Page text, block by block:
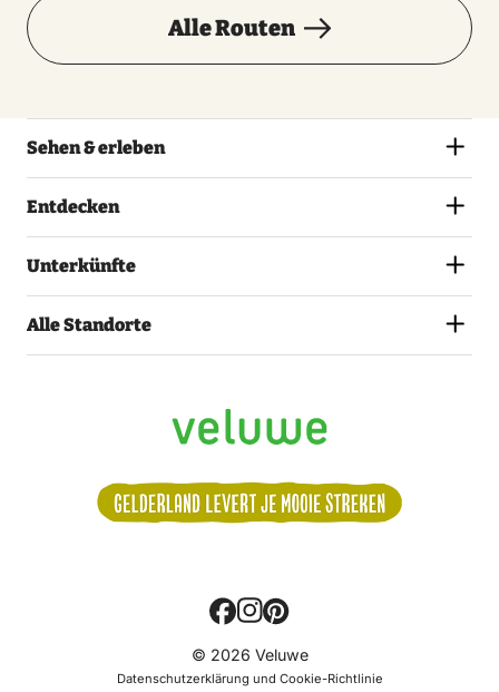
Alle Routen
Sehen & erleben
Entdecken
Unterkünfte
Alle Standorte
Volg
ons:
© 2026 Veluwe
Datenschutzerklärung und Cookie-Richtlinie